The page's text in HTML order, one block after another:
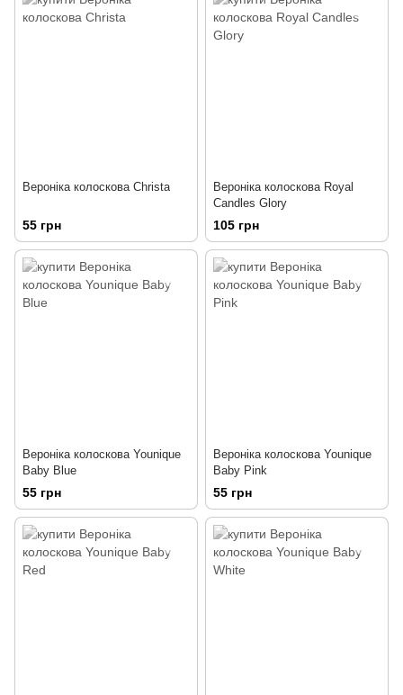
Вероніка колоскова Christa
55 грн
Вероніка колоскова Royal
Candles Glory
105 грн
Вероніка колоскова Younique
Baby Blue
55 грн
Вероніка колоскова Younique
Baby Pink
55 грн